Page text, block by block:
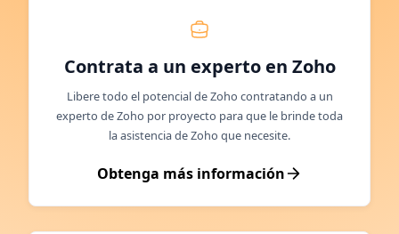
Contrata a un experto en Zoho
Libere todo el potencial de Zoho contratando a un
experto de Zoho por proyecto para que le brinde toda
la asistencia de Zoho que necesite.
Obtenga más información